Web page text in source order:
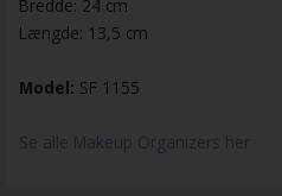
Bredde: 24 cm
Længde: 13,5 cm
Model: SF 1155
Se alle Makeup Organizers her